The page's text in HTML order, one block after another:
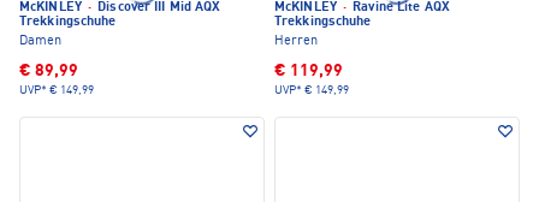
McKINLEY · Discover III Mid AQX
Trekkingschuhe
Damen
€ 89,99
UVP* € 149,99
McKINLEY · Ravine Lite AQX
Trekkingschuhe
Herren
€ 119,99
UVP* € 149,99